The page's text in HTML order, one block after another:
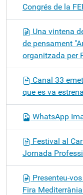
Congrés de la
Una vintena
de pensament
organitzada per
Canal 33
que es va
WhatsApp
Festival al
Jornada
Presenteu-
Fira